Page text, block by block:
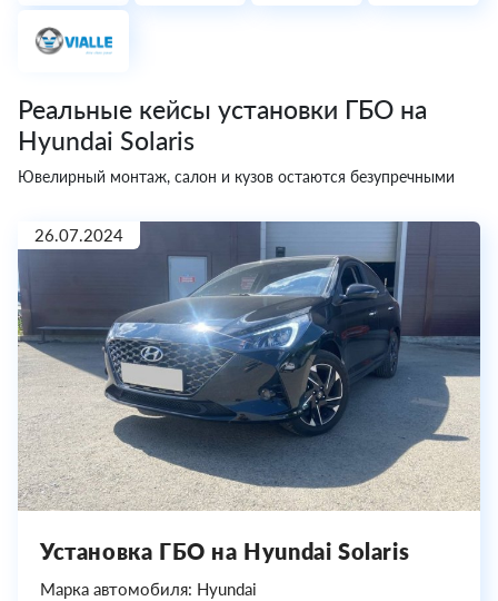
Реальные кейсы установки ГБО на
Hyundai Solaris
Ювелирный монтаж, салон и кузов остаются безупречными
26.07.2024
Установка ГБО на Hyundai Solaris
Марка автомобиля: Hyundai